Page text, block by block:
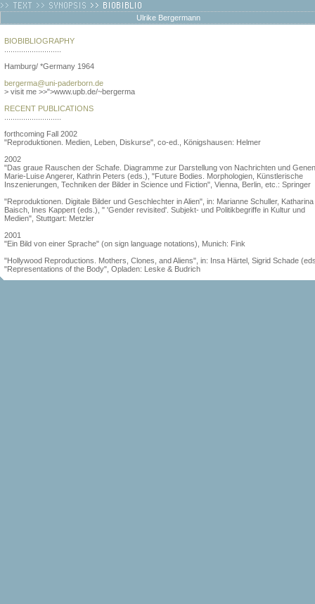
Ulrike Bergermann
BIOBIBLIOGRAPHY
Hamburg/ *Germany 1964
bergerma@uni-paderborn.de
> visit me >>">www.upb.de/~bergerma
RECENT PUBLICATIONS
forthcoming Fall 2002
"Reproduktionen. Medien, Leben, Diskurse", co-ed., Königshausen: Helmer
2002
"Das graue Rauschen der Schafe. Diagramme zur Darstellung von Nachrichten und
Marie-Luise Angerer, Kathrin Peters (eds.), "Future Bodies. Morphologien, Künstlerische
Inszenierungen, Techniken der Bilder in Science und Fiction", Vienna, Berlin, etc.: Springer
"Reproduktionen. Digitale Bilder und Geschlechter in Alien", in: Marianne Schuller, Katharina
Baisch, Ines Kappert (eds.), " 'Gender revisited'. Subjekt- und Politikbegriffe in Kultur und
Medien", Stuttgart: Metzler
2001
"Ein Bild von einer Sprache" (on sign language notations), Munich: Fink
"Hollywood Reproductions. Mothers, Clones, and Aliens", in: Insa Härtel, Sigrid Schade
"Representations of the Body", Opladen: Leske & Budrich